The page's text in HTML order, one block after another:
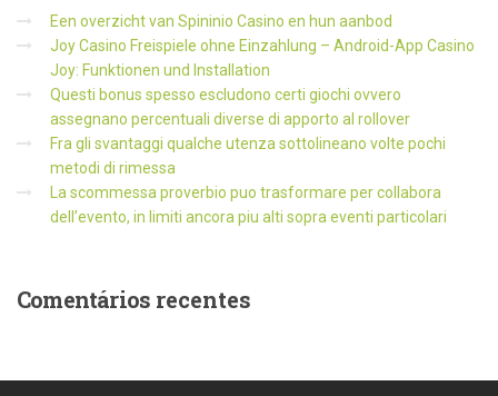
Een overzicht van Spininio Casino en hun aanbod
Joy Casino Freispiele ohne Einzahlung – Android-App Casino
Joy: Funktionen und Installation
Questi bonus spesso escludono certi giochi ovvero
assegnano percentuali diverse di apporto al rollover
Fra gli svantaggi qualche utenza sottolineano volte pochi
metodi di rimessa
La scommessa proverbio puo trasformare per collabora
dell’evento, in limiti ancora piu alti sopra eventi particolari
Comentários recentes